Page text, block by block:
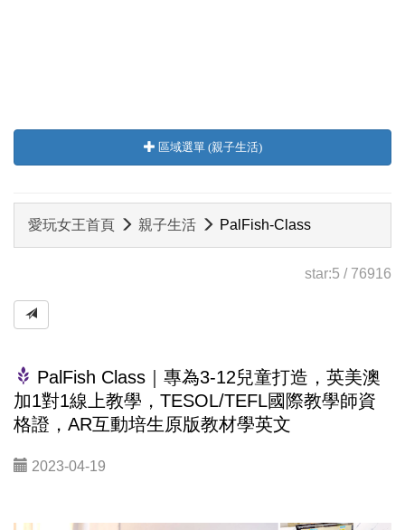
區域選單 (親子生活)
愛玩女王首頁 親子生活 PalFish-Class
star:5 / 76916
PalFish Class｜專為3-12兒童打造，英美澳
加1對1線上教學，TESOL/TEFL國際教學師資
格證，AR互動培生原版教材學英文
2023-04-19